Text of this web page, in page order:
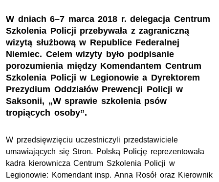
W dniach 6–7 marca 2018 r. delegacja Centrum
Szkolenia Policji przebywała z zagraniczną
wizytą służbową w Republice Federalnej
Niemiec. Celem wizyty było podpisanie
porozumienia między Komendantem Centrum
Szkolenia Policji w Legionowie a Dyrektorem
Prezydium Oddziałów Prewencji Policji w
Saksonii, „W sprawie szkolenia psów
tropiących osoby”.
W przedsięwzięciu uczestniczyli przedstawiciele
umawiających się Stron. Polską Policję reprezentowała
kadra kierownicza Centrum Szkolenia Policji w
Legionowie: Komendant insp. Anna Rosół oraz Kierownik